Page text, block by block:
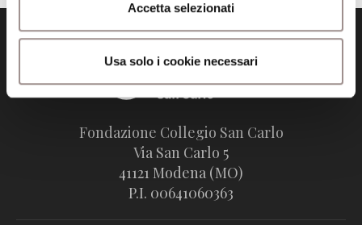
Accetta selezionati
Usa solo i cookie necessari
Fondazione Collegio San Carlo
Via San Carlo 5
41121 Modena (MO)
P.I. 00641060363